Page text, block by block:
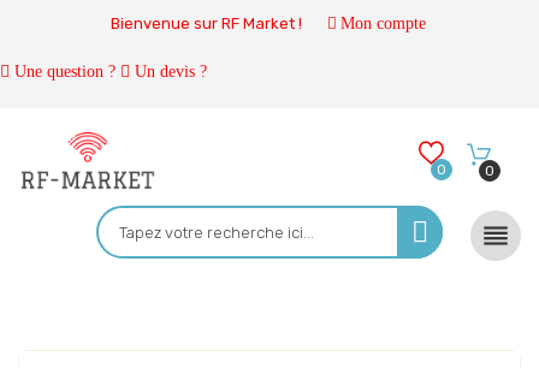
Bienvenue sur RF Market ! Mon compte
Une question ? Un devis ?
0 0
